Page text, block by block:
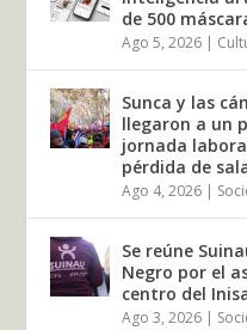
de 500
Ago 5, 2026 |
Sunca y las
llegaron a un
jornada
pérdida de
Ago 4, 2026 |
Se reúne
Negro por el
centro del
Ago 3, 2026 |